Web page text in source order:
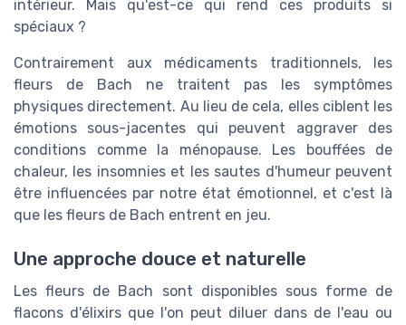
intérieur. Mais qu'est-ce qui rend ces produits si
spéciaux ?
Contrairement aux médicaments traditionnels, les
fleurs de Bach ne traitent pas les symptômes
physiques directement. Au lieu de cela, elles ciblent les
émotions sous-jacentes qui peuvent aggraver des
conditions comme la ménopause. Les bouffées de
chaleur, les insomnies et les sautes d'humeur peuvent
être influencées par notre état émotionnel, et c'est là
que les fleurs de Bach entrent en jeu.
Une approche douce et naturelle
Les fleurs de Bach sont disponibles sous forme de
flacons d'élixirs que l'on peut diluer dans de l'eau ou